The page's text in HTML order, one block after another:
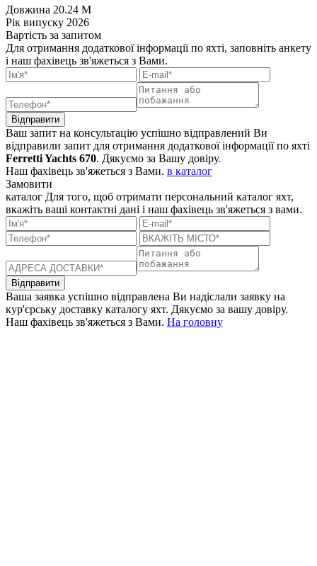
Довжина 20.24 M
Рік випуску 2026
Вартість за запитом
Для отримання додаткової інформації по яхті, заповніть анкету
і наш фахівець зв'яжеться з Вами.
Відправити
Ваш запит на консультацію успішно відправлений Ви
відправили запит для отримання додаткової інформації по яхті
Ferretti Yachts 670. Дякуємо за Вашу довіру.
Наш фахівець зв'яжеться з Вами. в каталог
Замовити
каталог Для того, щоб отримати персональний каталог яхт,
вкажіть ваші контактні дані і наш фахівець зв'яжеться з вами.
Відправити
Ваша заявка успішно відправлена Ви надіслали заявку на
кур'єрську доставку каталогу яхт. Дякуємо за вашу довіру.
Наш фахівець зв'яжеться з Вами. На головну